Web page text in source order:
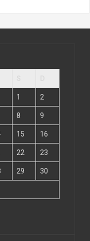
1 2
8 9
15 16
22 23
29 30